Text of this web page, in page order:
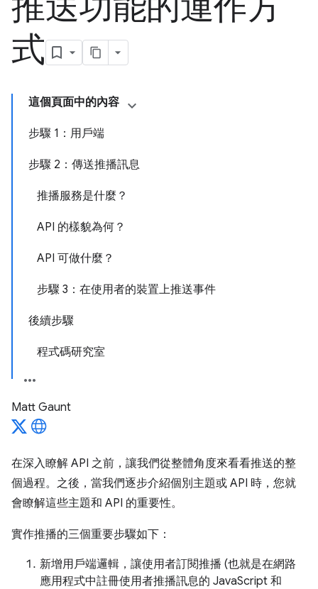
式
這個頁面中的內容
步驟 1：用戶端
步驟 2：傳送推播訊息
推播服務是什麼？
API 的樣貌為何？
API 可做什麼？
步驟 3：在使用者的裝置上推送事件
後續步驟
程式碼研究室
Matt Gaunt
在深入瞭解 API 之前，讓我們從整體角度來看看推送的整
個過程。之後，當我們逐步介紹個別主題或 API 時，您就
會瞭解這些主題和 API 的重要性。
實作推播的三個重要步驟如下：
新增用戶端邏輯，讓使用者訂閱推播 (也就是在網路
應用程式中註冊使用者推播訊息的 JavaScript 和